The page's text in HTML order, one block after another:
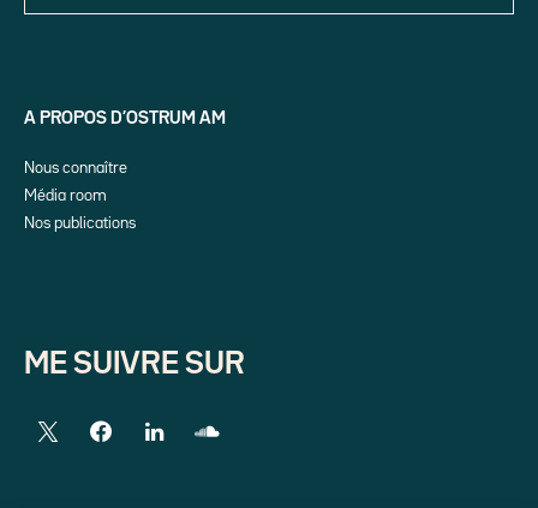
A PROPOS D’OSTRUM AM
Nous connaître
Média room
Nos publications
ME SUIVRE SUR